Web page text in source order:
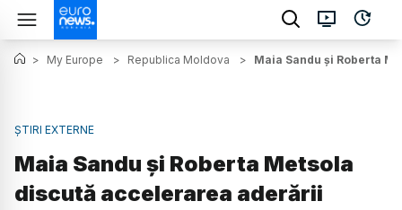
> My Europe > Republica Moldova > Maia Sandu și Roberta
ȘTIRI EXTERNE
Maia Sandu și Roberta Metsola
discută accelerarea aderării